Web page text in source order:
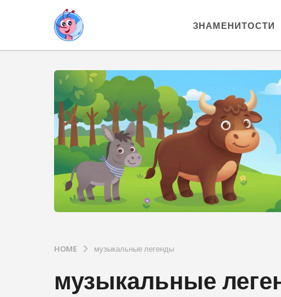
ЗНАМЕНИТОСТИ
HOME музыкальные легенды
музыкальные